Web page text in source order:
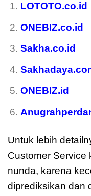
LOTOTO.co.id
ONEBIZ.co.id
Sakha.co.id
ONEBIZ.id
Untuk lebih
Customer Service
nunda, karena
diprediksikan dan